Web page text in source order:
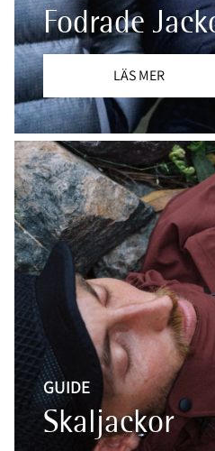
Fodrade
LÄS MER
GUIDE
Skaljackor